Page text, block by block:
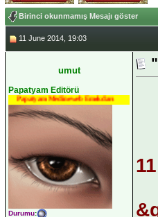
Birinci okunmamış Mesajı göster
11 June 2014, 19:03
umut
Papatyam Editörü
Papatyam Medineweb Emekdarı
Durumu: